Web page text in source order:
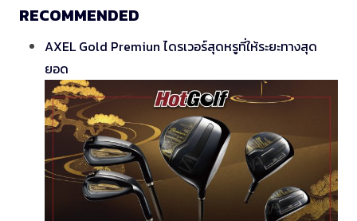
RECOMMENDED
AXEL Gold Premiun ไดรเวอร์สุดหรูที่ให้ระยะทางสุด
ยอด